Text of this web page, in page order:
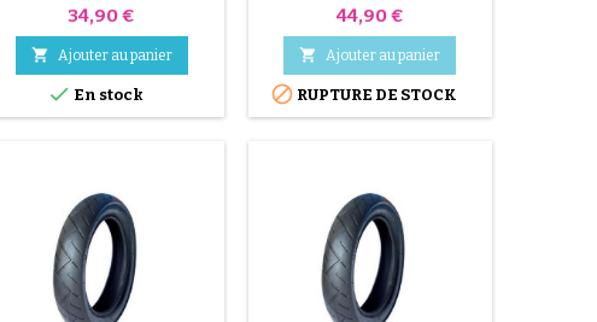
et offrant la même facilité et
fonctionnalité. poppy™ bath
seat est notre solution tout-
en-un pour les petits bobos !
Pas besoin d'accessoires ou
d'outils supplémentaires,
Prix
34,90 €
 Ajouter au panier
 En stock
poussette Dana
Prix
44,90 €
 Ajouter au panier
 RUPTURE DE STOCK